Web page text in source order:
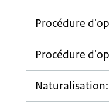
Procédure
Procédure